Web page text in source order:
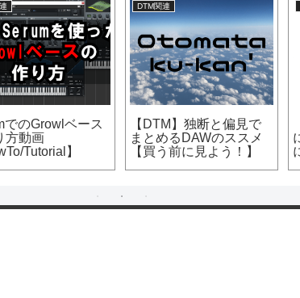
DTM関連
DTM本レビュー＆紹介
”音圧アップのための
DTMミキシング入門講
GarageBand(iOS)使って